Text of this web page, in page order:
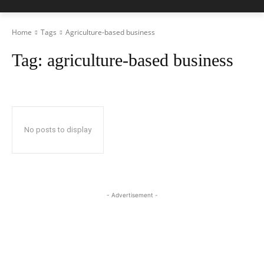
Home Tags Agriculture-based business
Tag: agriculture-based business
No posts to display
- Advertisement -